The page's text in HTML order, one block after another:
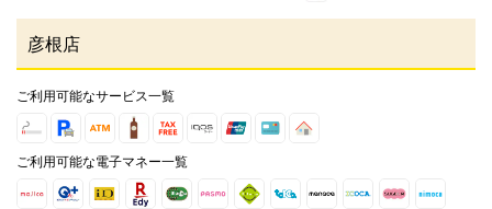
彦根店
ご利用可能なサービス一覧
ご利用可能な電子マネー一覧